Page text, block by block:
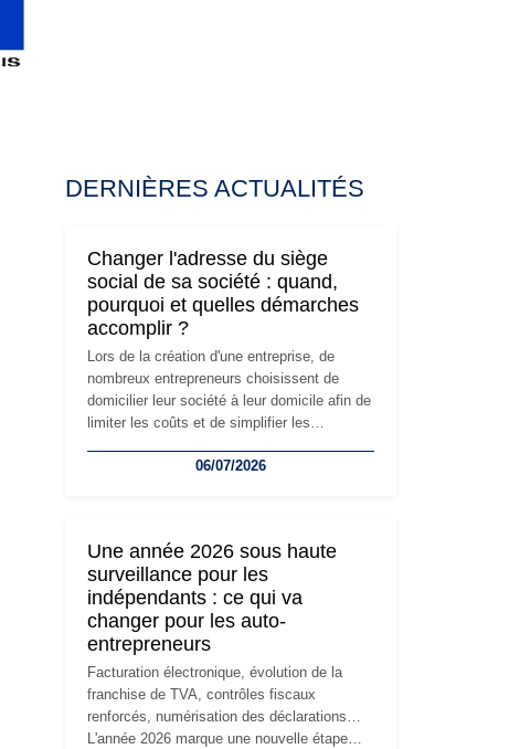
DERNIÈRES ACTUALITÉS
Changer l'adresse du siège
social de sa société : quand,
pourquoi et quelles démarches
accomplir ?
Lors de la création d'une entreprise, de
nombreux entrepreneurs choisissent de
domicilier leur société à leur domicile afin de
limiter les coûts et de simplifier les
l'activité, cette solution peut rapidement
siège social répond souvent à une nouvelle
étape de la vie de l'entreprise et implique
plusieurs formalités obligatoires.
06/07/2026
Une année 2026 sous haute
surveillance pour les
indépendants : ce qui va
changer pour les auto-
entrepreneurs
Facturation électronique, évolution de la
franchise de TVA, contrôles fiscaux
renforcés, numérisation des déclarations…
L'année 2026 marque une nouvelle étape